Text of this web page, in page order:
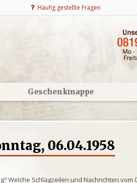
Häufig gestellte Fragen
Geschenkmappe
06.04.1958
Welche Schlagzeilen und Nachrichten vom